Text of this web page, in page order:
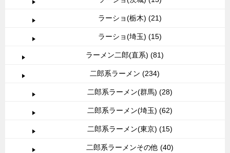
ラーショ(栃木) (21)
ラーショ(埼玉) (15)
ラーメン二郎(直系) (81)
二郎系ラーメン (234)
二郎系ラーメン(群馬) (28)
二郎系ラーメン(埼玉) (62)
二郎系ラーメン(東京) (15)
二郎系ラーメンその他 (40)